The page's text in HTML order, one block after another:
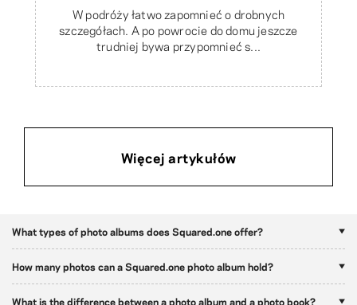
W podróży łatwo zapomnieć o drobnych
szczegółach. A po powrocie do domu jeszcze
trudniej bywa przypomnieć s...
Więcej artykułów
What types of photo albums does Squared.one offer?
How many photos can a Squared.one photo album hold?
What is the difference between a photo album and a photo book?